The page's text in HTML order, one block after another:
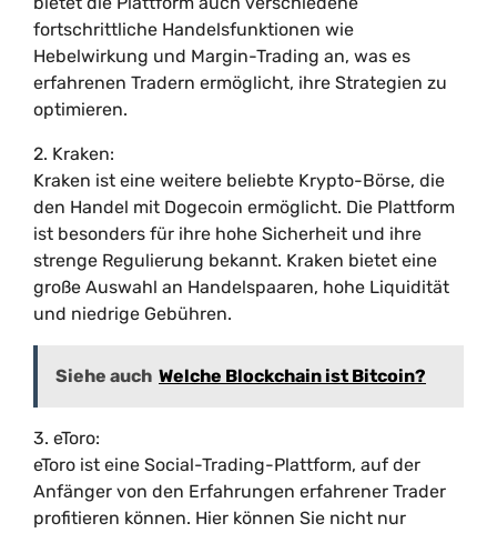
fortschrittliche Handelsfunktionen wie
Hebelwirkung und Margin-Trading an, was es
erfahrenen Tradern ermöglicht, ihre Strategien zu
optimieren.
2. Kraken:
Kraken ist eine weitere beliebte Krypto-Börse, die
den Handel mit Dogecoin ermöglicht. Die Plattform
ist besonders für ihre hohe Sicherheit und ihre
strenge Regulierung bekannt. Kraken bietet eine
große Auswahl an Handelspaaren, hohe Liquidität
und niedrige Gebühren.
Siehe auch Welche Blockchain ist Bitcoin?
3. eToro:
eToro ist eine Social-Trading-Plattform, auf der
Anfänger von den Erfahrungen erfahrener Trader
profitieren können. Hier können Sie nicht nur